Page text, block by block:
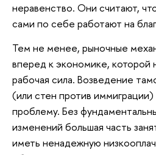
неравенство. Они считают,
сами по себе работают на
Тем не менее, рыночные
вперед к экономике, которой
рабочая сила. Возведение
(или стен против
проблему. Без
изменений большая часть
иметь ненадежную